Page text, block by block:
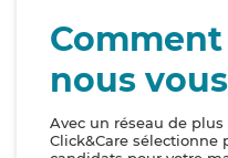
nous
Avec un réseau de
Click&Care sélectionne